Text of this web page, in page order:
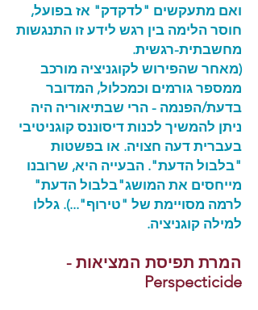
ואם מתעקשים "לדקדק" אז בפועל,
חוסר הלימה בין רגש לידע זו התנגשות
מחשבתית-רגשית.
(מאחר שהפירוש לקוגניציה מורכב
ממספר גורמים וכמכלול, המדובר
בדעת/הפנמה - הרי שבתיאוריה היה
ניתן להמשיך לכנות דיסוננס קוגניטיבי
בעברית דעה חצויה. או בפשטות
"בלבול הדעת". הבעייה היא, שרובנו
מייחסים את המושג"בלבול הדעת"
לרמה מסויימת של "טירוף"...). גללו
למילה קוגניציה.
המרת תפיסת המציאות -
Perspecticide